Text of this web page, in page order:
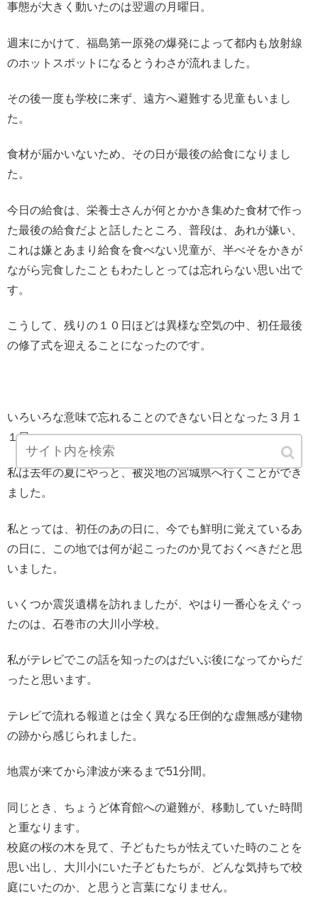
事態が大きく動いたのは翌週の月曜日。
週末にかけて、福島第一原発の爆発によって都内も放射線
のホットスポットになるとうわさが流れました。
その後一度も学校に来ず、遠方へ避難する児童もいまし
た。
食材が届かいないため、その日が最後の給食になりまし
た。
今日の給食は、栄養士さんが何とかかき集めた食材で作っ
た最後の給食だよと話したところ、普段は、あれが嫌い、
これは嫌とあまり給食を食べない児童が、半べそをかきが
ながら完食したこともわたしとっては忘れらない思い出で
す。
こうして、残りの１０日ほどは異様な空気の中、初任最後
の修了式を迎えることになったのです。
いろいろな意味で忘れることのできない日となった３月１
１日。
私は去年の夏にやっと、被災地の宮城県へ行くことができ
ました。
私とっては、初任のあの日に、今でも鮮明に覚えているあ
の日に、この地では何が起こったのか見ておくべきだと思
いました。
いくつか震災遺構を訪れましたが、やはり一番心をえぐっ
たのは、石巻市の大川小学校。
私がテレビでこの話を知ったのはだいぶ後になってからだ
ったと思います。
テレビで流れる報道とは全く異なる圧倒的な虚無感が建物
の跡から感じられました。
地震が来てから津波が来るまで51分間。
同じとき、ちょうど体育館への避難が、移動していた時間
と重なります。
校庭の桜の木を見て、子どもたちが怯えていた時のことを
思い出し、大川小にいた子どもたちが、どんな気持ちで校
庭にいたのか、と思うと言葉になりません。